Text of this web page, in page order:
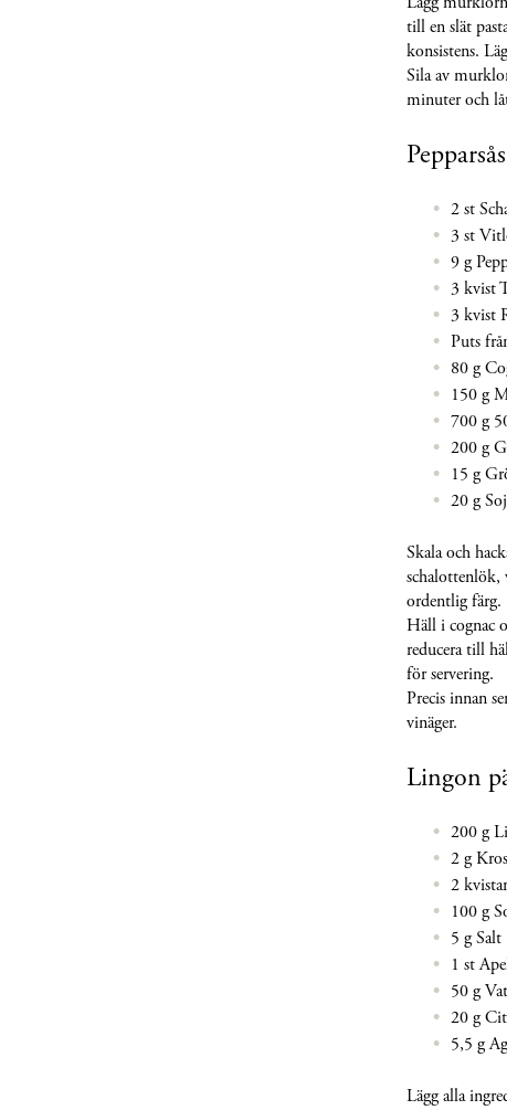
till en slät
konsistens.
Sila av
minuter och
Pepparsås
2 st
3 st
9 g
3 kvist
3 kvist
Puts
80 g
150 g
700 g
200 g
15 g
20 g
Skala och
ordentlig färg.
Häll i cognac
reducera till
för servering.
Precis innan
vinäger.
Lingon
200 g
2 g
2
100 g
5 g Salt
1 st
50 g
20 g
5,5 g
Lägg alla